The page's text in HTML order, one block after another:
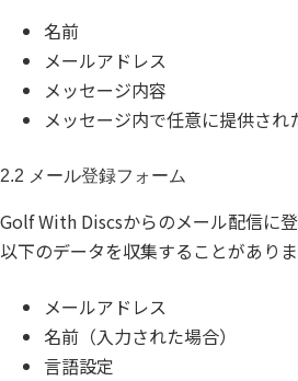
名前
メールアドレス
メッセージ内容
メッセージ内で任意に提供され
2.2 メール登録フォーム
Golf With Discsからのメール配信に登
以下のデータを収集することがありま
メールアドレス
名前（入力された場合）
言語設定